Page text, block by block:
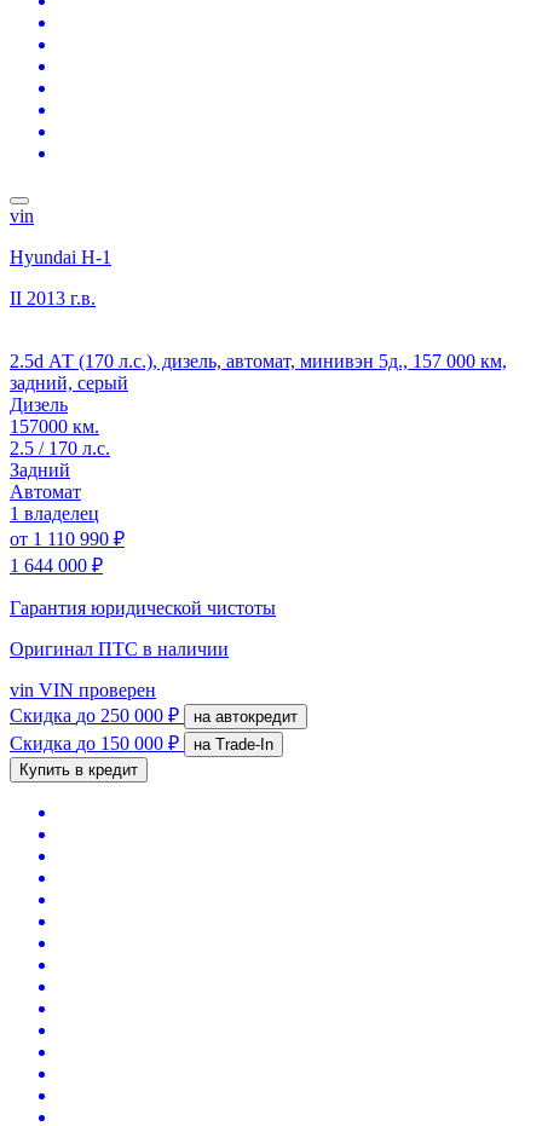
vin
Hyundai H-1
II 2013 г.в.
2.5d АТ (170 л.с.), дизель, автомат, минивэн 5д., 157 000 км,
задний, серый
Дизель
157000 км.
2.5 / 170 л.с.
Задний
Автомат
1 владелец
от 1 110 990 ₽
1 644 000 ₽
Гарантия юридической чистоты
Оригинал ПТС в наличии
vin VIN проверен
Скидка до 250 000 ₽ на автокредит
Скидка до 150 000 ₽
на Trade-In
Купить в кредит